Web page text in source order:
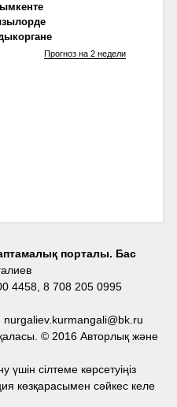
Прогноз на 2 недели
порталы. Бас
4458, 8 708 205 0995
© 2016 Авторлық және
сілтеме көрсетуіңіз
көзқарасымен сәйкес келе